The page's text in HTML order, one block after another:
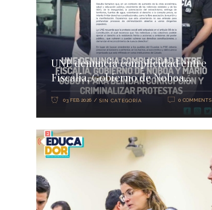
UNE denuncia complicidad entre
Fiscalía, Gobierno de Noboa...
03 FEB 2026 SIN CATEGORÍA 0 COMMENTS